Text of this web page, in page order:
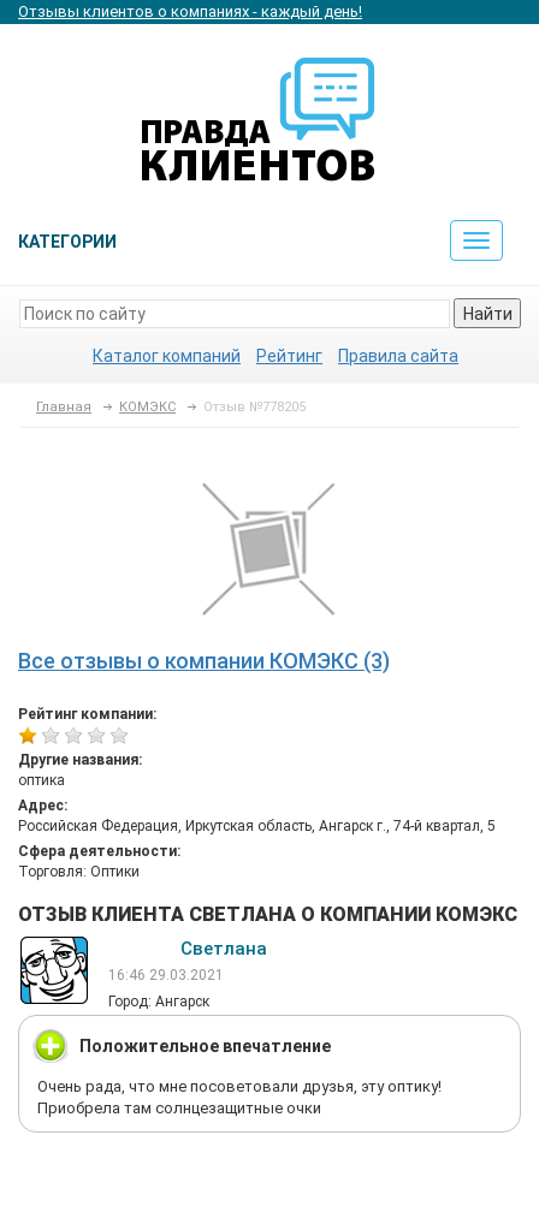
Отзывы клиентов о компаниях - каждый день!
КАТЕГОРИИ
Toggle
Найти
Каталог компаний Рейтинг Правила сайта
Главная КОМЭКС Отзыв №778205
Все отзывы о компании КОМЭКС (3)
Рейтинг компании:
Другие названия:
оптика
Адрес:
Российская Федерация, Иркутская область, Ангарск г., 74-й квартал, 5
Сфера деятельности:
Торговля: Оптики
ОТЗЫВ КЛИЕНТА СВЕТЛАНА О КОМПАНИИ КОМЭКС
Светлана
16:46 29.03.2021
Город: Ангарск
Положительное впечатление
Очень рада, что мне посоветовали друзья, эту оптику!
Приобрела там солнцезащитные очки